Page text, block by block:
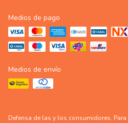
Medios de pago
Medios de envío
Defensa de las y los consumidores.